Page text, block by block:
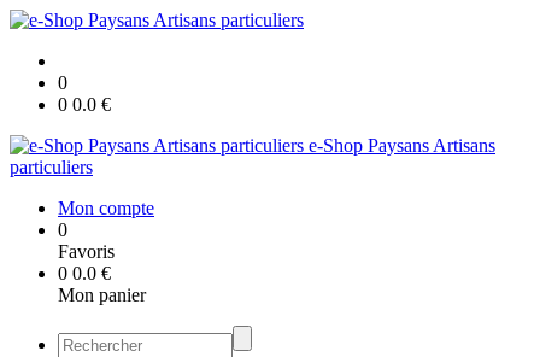
0
0 0.0 €
e-Shop Paysans Artisans
particuliers
Mon compte
0
Favoris
0 0.0 €
Mon panier